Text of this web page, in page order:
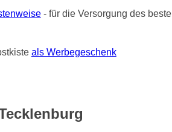
- für die Versorgung des
als Werbegeschenk